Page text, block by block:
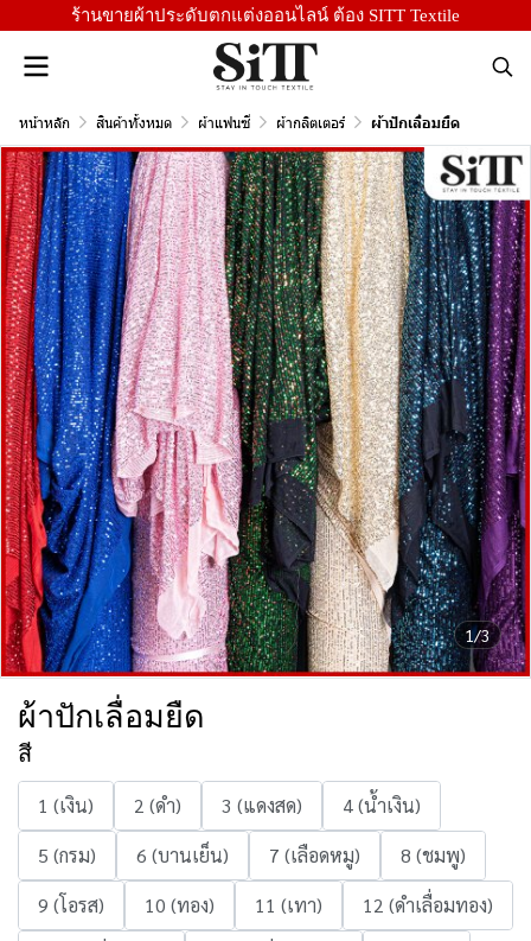
ร้านขายผ้าประดับตกแต่งออนไลน์ ต้อง SITT Textile
หน้าหลัก สินค้าทั้งหมด ผ้าแฟนซี ผ้ากลิตเตอร์ ผ้าปักเลื่อมยืด
1/3
ผ้าปักเลื่อมยืด
สี
1 (เงิน) 2 (ดำ) 3 (แดงสด)
4 (น้ำเงิน)
5 (กรม)
6 (บานเย็น) 7 (เลือดหมู)
8 (ชมพู)
9 (โอรส)
10 (ทอง) 11 (เทา)
12 (ดำเลื่อมทอง)